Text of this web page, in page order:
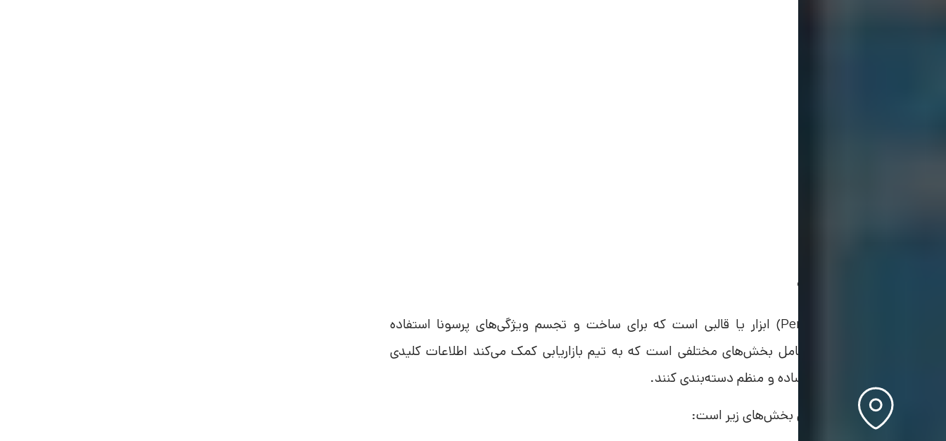
بوم پرسونا چیست؟
بوم پرسونا (Persona Canvas) ابزار یا قالبی است که برای ساخت و تجسم ویژگی‌های پرسونا استفاده
می‌شود. این بوم معمولاً شامل بخش‌های مختلفی است که به تیم بازاریابی کمک می‌کند اطلاعات کلیدی
مربوط به پرسونا را به شکلی ساده و منظم دسته‌بندی کنند.
یک بوم پرسونا معمولاً شامل بخش‌های زیر است: